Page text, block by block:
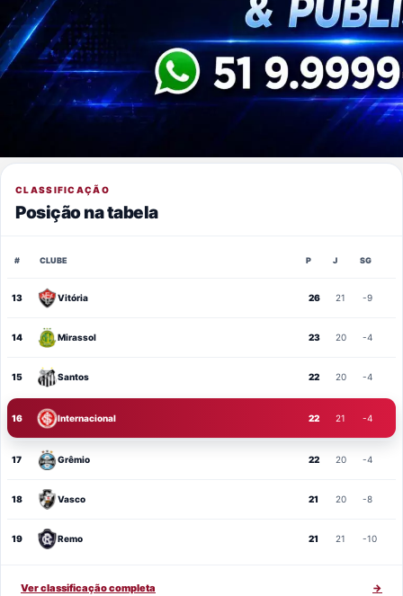
CLASSIFICAÇÃO
Posição na tabela
# CLUBE P J SG
13 Vitória 26 21 -9
14 Mirassol 23 20 -4
15 Santos 22 20 -4
16 Internacional 22 21 -4
17 Grêmio 22 20 -4
18 Vasco 21 20 -8
19 Remo 21 21 -10
Ver classificação completa →